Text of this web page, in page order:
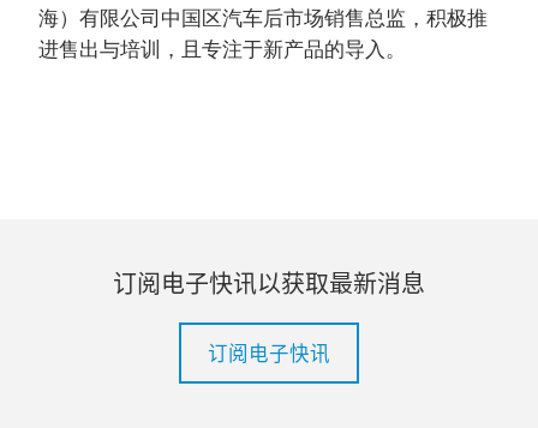
海）有限公司中国区汽车后市场销售总监，积极推
进售出与培训，且专注于新产品的导入。
订阅电子快讯以获取最新消息
订阅电子快讯